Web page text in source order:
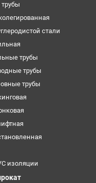
стали
трубы
трубы
трубы
изоляции